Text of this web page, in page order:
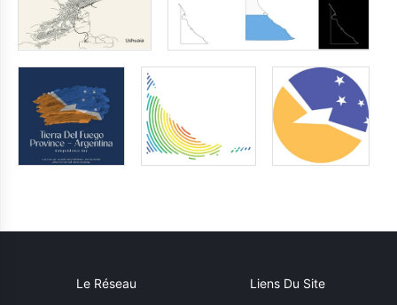
Le Réseau Liens Du Site